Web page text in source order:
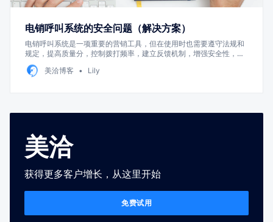
电销呼叫系统的安全问题（解决方案）
电销呼叫系统是一项重要的营销工具，但在使用时也需要遵守法规和
规定，提高质量分，控制拨打频率，建立反馈机制，增强安全性，以
避免被封号的风险。
美洽博客
Lily
美洽
获得更多客户增长，从这里开始
免费试用